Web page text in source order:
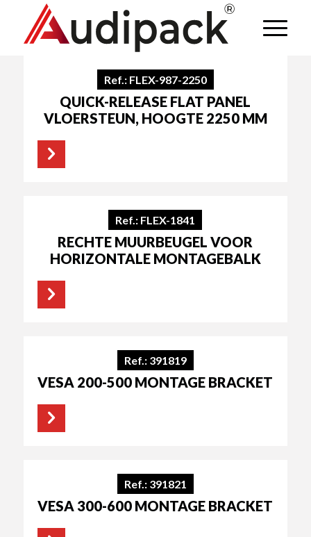
Ref.: FLEX-987-2250
QUICK-RELEASE FLAT PANEL
VLOERSTEUN, HOOGTE 2250 MM
Ref.: FLEX-1841
RECHTE MUURBEUGEL VOOR
HORIZONTALE MONTAGEBALK
Ref.: 391819
VESA 200-500 MONTAGE BRACKET
Ref.: 391821
VESA 300-600 MONTAGE BRACKET